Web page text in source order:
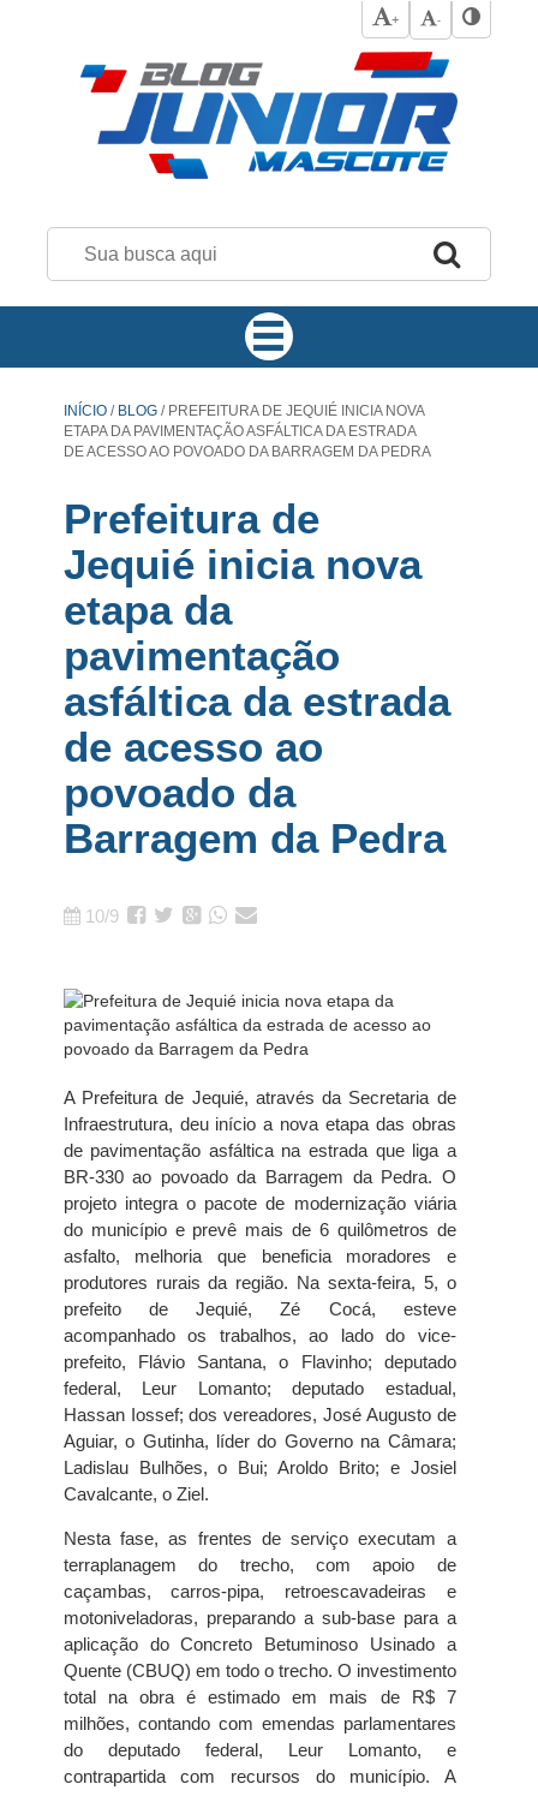
+ -
INÍCIO / BLOG /PREFEITURA DE JEQUIÉ INICIA NOVA
ETAPA DA PAVIMENTAÇÃO ASFÁLTICA DA ESTRADA
DE ACESSO AO POVOADO DA BARRAGEM DA PEDRA
Prefeitura de
Jequié inicia nova
etapa da
pavimentação
asfáltica da estrada
de acesso ao
povoado da
Barragem da Pedra
10/9
A Prefeitura de Jequié, através da Secretaria de
Infraestrutura, deu início a nova etapa das obras
de pavimentação asfáltica na estrada que liga a
BR-330 ao povoado da Barragem da Pedra. O
projeto integra o pacote de modernização viária
do município e prevê mais de 6 quilômetros de
asfalto, melhoria que beneficia moradores e
produtores rurais da região. Na sexta-feira, 5, o
prefeito de Jequié, Zé Cocá, esteve
acompanhado os trabalhos, ao lado do vice-
prefeito, Flávio Santana, o Flavinho; deputado
federal, Leur Lomanto; deputado estadual,
Hassan Iossef; dos vereadores, José Augusto de
Aguiar, o Gutinha, líder do Governo na Câmara;
Ladislau Bulhões, o Bui; Aroldo Brito; e Josiel
Cavalcante, o Ziel.
Nesta fase, as frentes de serviço executam a
terraplanagem do trecho, com apoio de
caçambas, carros-pipa, retroescavadeiras e
motoniveladoras, preparando a sub-base para a
aplicação do Concreto Betuminoso Usinado a
Quente (CBUQ) em todo o trecho. O investimento
total na obra é estimado em mais de R$ 7
milhões, contando com emendas parlamentares
do deputado federal, Leur Lomanto, e
contrapartida com recursos do município. A